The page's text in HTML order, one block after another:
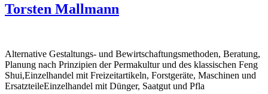
Torsten Mallmann
Alternative Gestaltungs- und Bewirtschaftungsmethoden, Beratung,
Planung nach Prinzipien der Permakultur und des klassischen Feng
Shui,Einzelhandel mit Freizeitartikeln, Forstgeräte, Maschinen und
ErsatzteileEinzelhandel mit Dünger, Saatgut und Pfla